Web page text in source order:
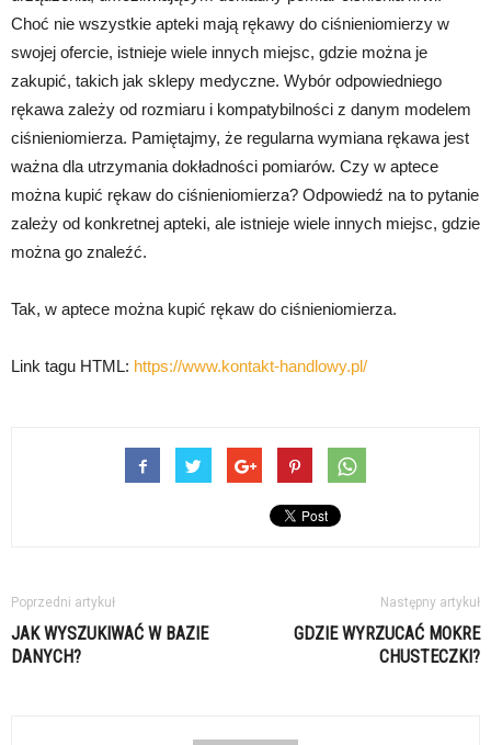
Choć nie wszystkie apteki mają rękawy do ciśnieniomierzy w
swojej ofercie, istnieje wiele innych miejsc, gdzie można je
zakupić, takich jak sklepy medyczne. Wybór odpowiedniego
rękawa zależy od rozmiaru i kompatybilności z danym modelem
ciśnieniomierza. Pamiętajmy, że regularna wymiana rękawa jest
ważna dla utrzymania dokładności pomiarów. Czy w aptece
można kupić rękaw do ciśnieniomierza? Odpowiedź na to pytanie
zależy od konkretnej apteki, ale istnieje wiele innych miejsc, gdzie
można go znaleźć.
Tak, w aptece można kupić rękaw do ciśnieniomierza.
Link tagu HTML: https://www.kontakt-handlowy.pl/
Poprzedni artykuł
JAK WYSZUKIWAĆ W BAZIE
DANYCH?
Następny artykuł
GDZIE WYRZUCAĆ MOKRE
CHUSTECZKI?